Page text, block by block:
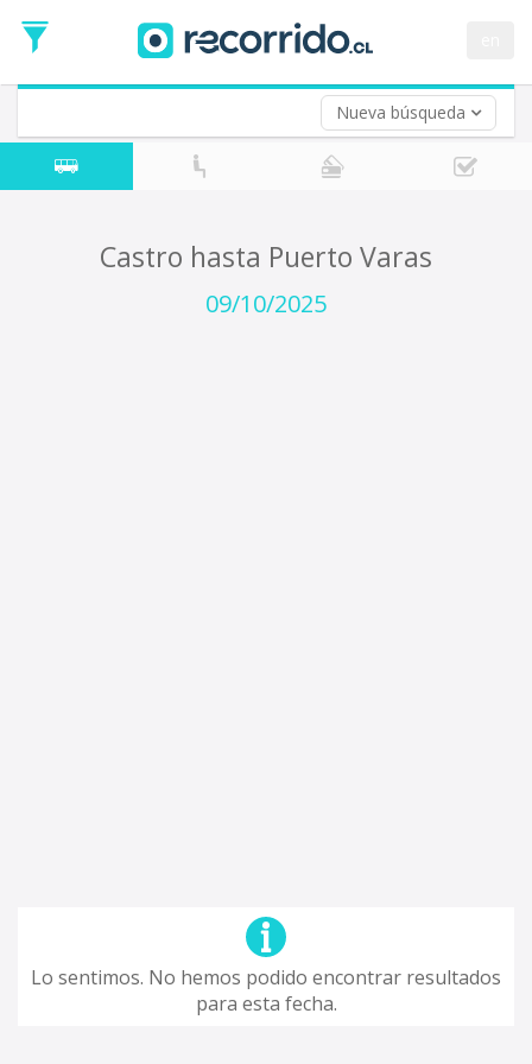
Nueva búsqueda
de
Ida
Vuelta (opcional)
Fecha
de
Castro hasta Puerto Varas
09/10/2025
Lo sentimos. No hemos podido encontrar resultados
para esta fecha.